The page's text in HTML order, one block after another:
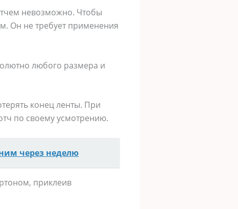
невозможно. Чтобы
Он не требует применения
любого размера и
конец ленты. При
по своему усмотрению.
через неделю
приклеив